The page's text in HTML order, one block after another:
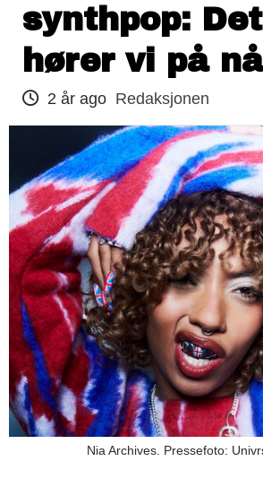
synthpop:
hører vi på nå
2 år ago Redaksjonen
Nia Archives. Pressefoto: